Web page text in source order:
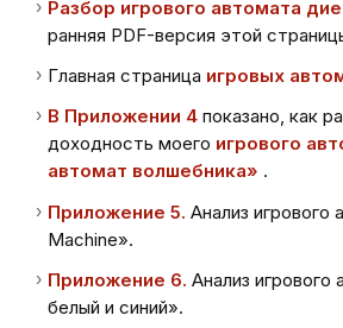
Разбор игрового автомата
ранняя PDF-версия этой
Главная страница игровых
В Приложении 4 показано, как
доходность моего игрового
автомат волшебника» .
Приложение 5. Анализ игрового
Machine».
Приложение 6. Анализ
белый и синий».